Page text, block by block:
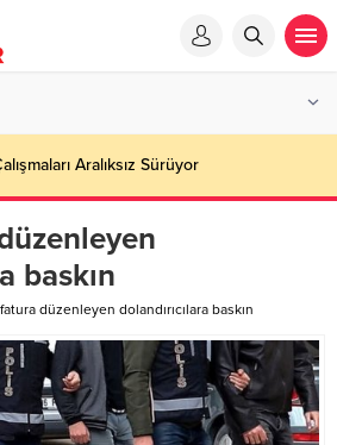
Aralıksız Sürüyor
baskın
düzenleyen dolandırıcılara baskın